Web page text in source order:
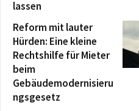
lassen
Reform mit lauter
Hürden: Eine kleine
Rechtshilfe für Mieter
beim
Gebäudemodernisieru
ngsgesetz